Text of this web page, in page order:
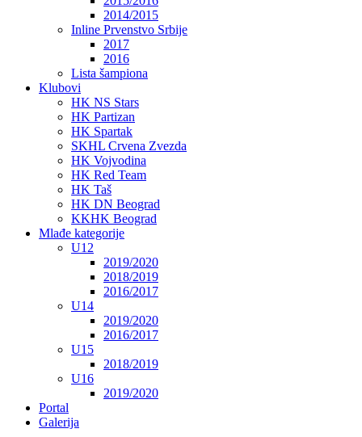
2014/2015
Inline Prvenstvo Srbije
2017
2016
Lista šampiona
Klubovi
HK NS Stars
HK Partizan
HK Spartak
SKHL Crvena Zvezda
HK Vojvodina
HK Red Team
HK Taš
HK DN Beograd
KKHK Beograd
Mlađe kategorije
U12
2019/2020
2018/2019
2016/2017
U14
2019/2020
2016/2017
U15
2018/2019
U16
2019/2020
Portal
Galerija